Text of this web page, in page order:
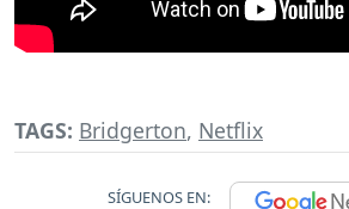
TAGS: Bridgerton, Netflix
SÍGUENOS EN: